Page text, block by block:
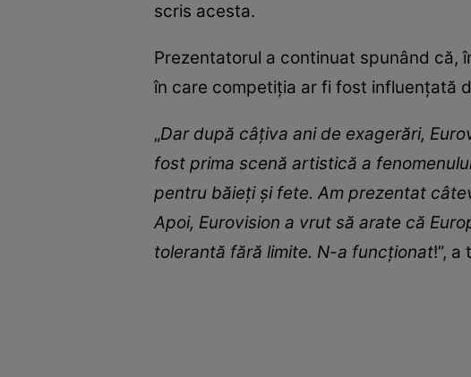
scris acesta.
Prezentatorul a continuat spunând că,
în care competiția ar fi fost influențată
„Dar după câțiva ani de exagerări,
fost prima scenă artistică a
pentru băieți și fete. Am prezentat
Apoi, Eurovision a vrut să arate că
tolerantă fără limite. N-a funcționat!”,